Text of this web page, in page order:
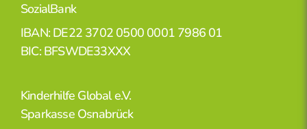
SozialBank
IBAN: DE22 3702 0500 0001 7986 01
BIC: BFSWDE33XXX
Kinderhilfe Global e.V.
Sparkasse Osnabrück